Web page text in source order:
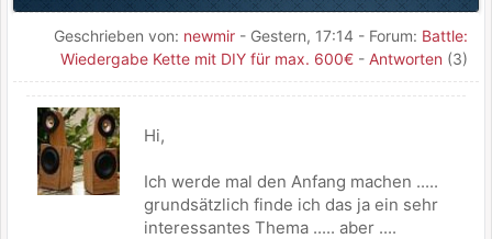
Geschrieben von: newmir - Gestern, 17:14 - Forum: Battle:
Wiedergabe Kette mit DIY für max. 600€ - Antworten (3)
Hi,
Ich werde mal den Anfang machen .....
grundsätzlich finde ich das ja ein sehr
interessantes Thema ..... aber ....